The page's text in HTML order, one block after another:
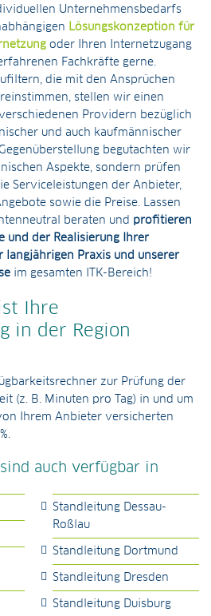
Unternehmensbedarfs
Lösungskonzeption für
oder Ihren Internetzugang
Fachkräfte gerne.
die mit den Ansprüchen
stellen wir einen
Providern bezüglich
und auch kaufmännischer
begutachten wir
Aspekte, sondern prüfen
Serviceleistungen der Anbieter,
sowie die Preise. Lassen
beraten und profitieren
und der Realisierung Ihrer
langjährigen Praxis und unserer
im gesamten ITK-Bereich!
Ihre
in der Region
zur Prüfung der
(z. B. Minuten pro Tag) in und um
Ihrem Anbieter versicherten
auch verfügbar in
Standleitung Dessau-
Roßlau
Standleitung Dortmund
Standleitung Dresden
Standleitung Duisburg